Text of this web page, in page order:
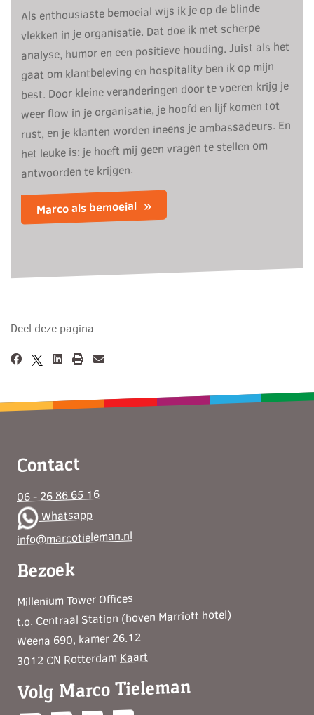
Als enthousiaste bemoeial wijs ik je op de blinde
vlekken in je organisatie. Dat doe ik met scherpe
analyse, humor en een positieve houding. Juist als het
gaat om klantbeleving en hospitality ben ik op mijn
best. Door kleine veranderingen door te voeren krijg je
weer flow in je organisatie, je hoofd en lijf komen tot
rust, en je klanten worden ineens je ambassadeurs. En
het leuke is: je hoeft mij geen vragen te stellen om
antwoorden te krijgen.
Marco als bemoeial
Deel deze pagina:
Contact
06 - 26 86 65 16
Whatsapp
info@marcotieleman.nl
Bezoek
Millenium Tower Offices
t.o. Centraal Station (boven Marriott hotel)
Weena 690, kamer 26.12
3012 CN Rotterdam Kaart
Volg Marco Tieleman